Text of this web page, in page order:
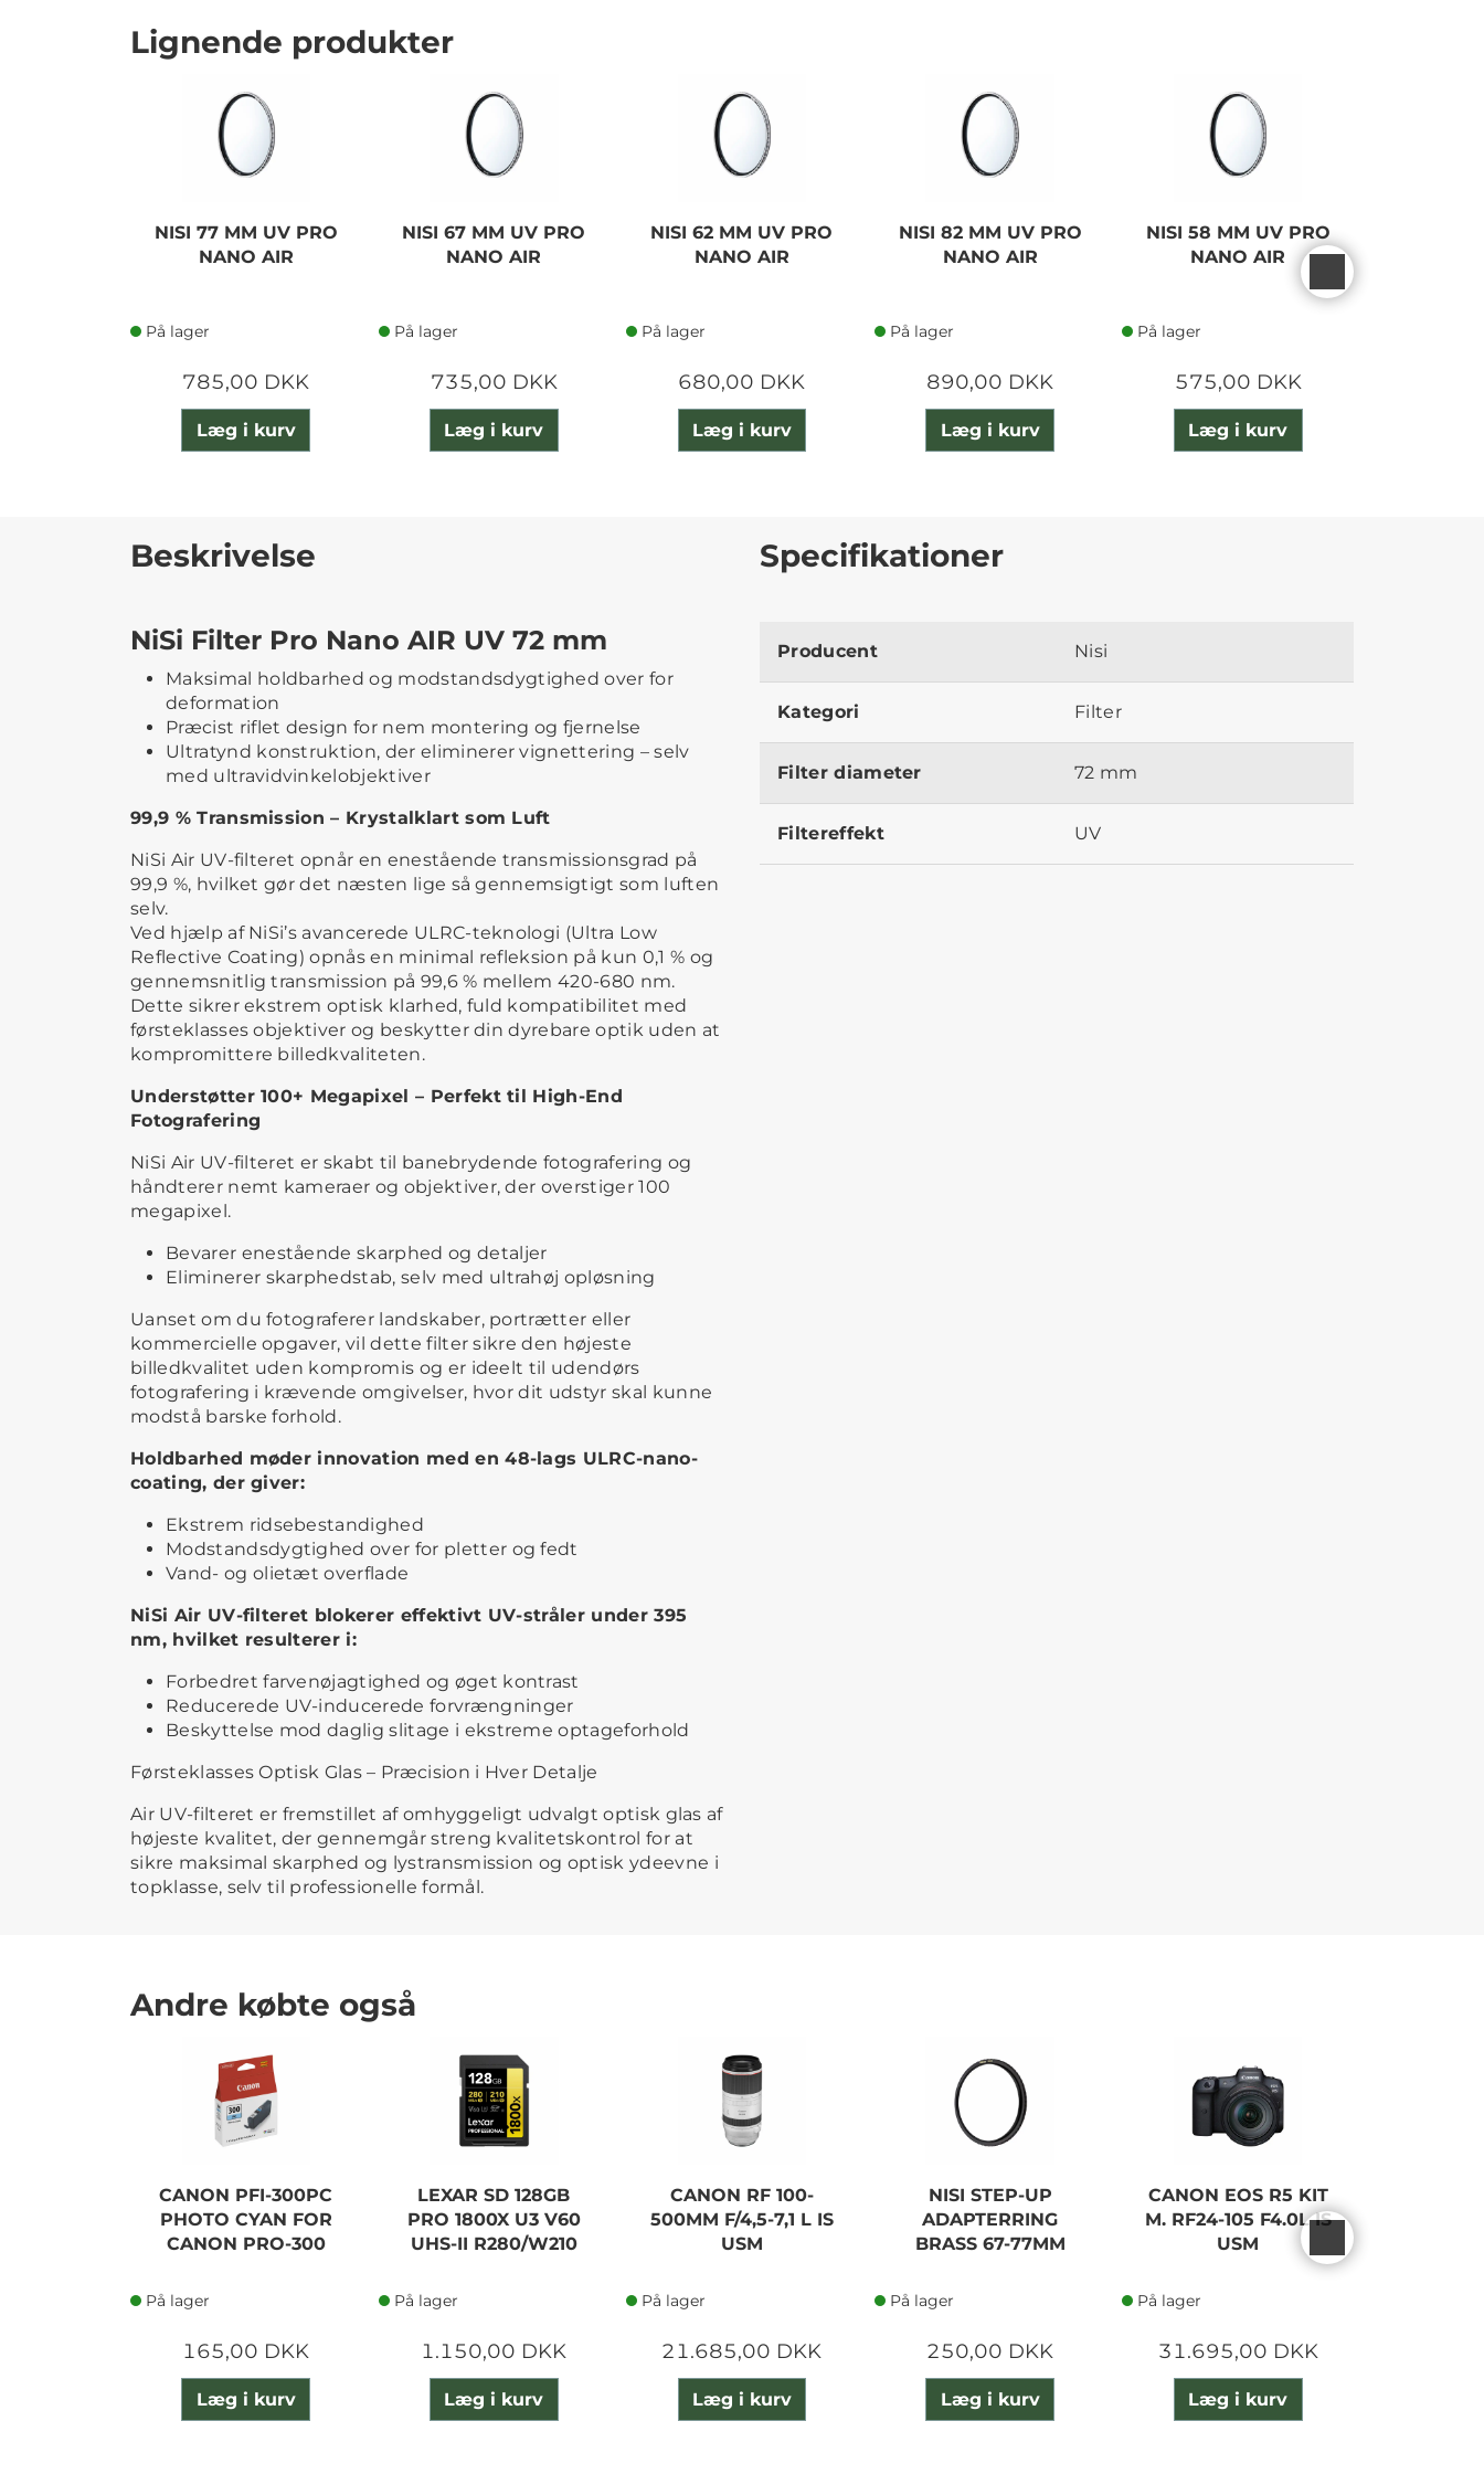
Lignende produkter
NISI 77 MM UV PRO
NANO AIR
På lager
785,00 DKK
Læg i kurv
NISI 67 MM UV PRO
NANO AIR
På lager
735,00 DKK
Læg i kurv
NISI 62 MM UV PRO
NANO AIR
På lager
680,00 DKK
Læg i kurv
NISI 82 MM UV PRO
NANO AIR
På lager
890,00 DKK
Læg i kurv
NISI 58 MM UV PRO
NANO AIR
På lager
575,00 DKK
Læg i kurv
Beskrivelse
NiSi Filter Pro Nano AIR UV 72 mm
Maksimal holdbarhed og modstandsdygtighed over for
deformation
Præcist riflet design for nem montering og fjernelse
Ultratynd konstruktion, der eliminerer vignettering – selv
med ultravidvinkelobjektiver
99,9 % Transmission – Krystalklart som Luft
NiSi Air UV-filteret opnår en enestående transmissionsgrad på
99,9 %, hvilket gør det næsten lige så gennemsigtigt som luften
selv.
Ved hjælp af NiSi’s avancerede ULRC-teknologi (Ultra Low
Reflective Coating) opnås en minimal refleksion på kun 0,1 % og
gennemsnitlig transmission på 99,6 % mellem 420-680 nm.
Dette sikrer ekstrem optisk klarhed, fuld kompatibilitet med
førsteklasses objektiver og beskytter din dyrebare optik uden at
kompromittere billedkvaliteten.
Understøtter 100+ Megapixel – Perfekt til High-End
Fotografering
NiSi Air UV-filteret er skabt til banebrydende fotografering og
håndterer nemt kameraer og objektiver, der overstiger 100
megapixel.
Bevarer enestående skarphed og detaljer
Eliminerer skarphedstab, selv med ultrahøj opløsning
Uanset om du fotograferer landskaber, portrætter eller
kommercielle opgaver, vil dette filter sikre den højeste
billedkvalitet uden kompromis og er ideelt til udendørs
fotografering i krævende omgivelser, hvor dit udstyr skal kunne
modstå barske forhold.
Holdbarhed møder innovation med en 48-lags ULRC-nano-
coating, der giver:
Ekstrem ridsebestandighed
Modstandsdygtighed over for pletter og fedt
Vand- og olietæt overflade
NiSi Air UV-filteret blokerer effektivt UV-stråler under 395
nm, hvilket resulterer i:
Forbedret farvenøjagtighed og øget kontrast
Reducerede UV-inducerede forvrængninger
Beskyttelse mod daglig slitage i ekstreme optageforhold
Førsteklasses Optisk Glas – Præcision i Hver Detalje
Air UV-filteret er fremstillet af omhyggeligt udvalgt optisk glas af
højeste kvalitet, der gennemgår streng kvalitetskontrol for at
sikre maksimal skarphed og lystransmission og optisk ydeevne i
topklasse, selv til professionelle formål.
Specifikationer
Producent Nisi
Kategori Filter
Filter diameter 72 mm
Filtereffekt UV
Andre købte også
CANON PFI-300PC
PHOTO CYAN FOR
CANON PRO-300
På lager
165,00 DKK
Læg i kurv
LEXAR SD 128GB
PRO 1800X U3 V60
UHS-II R280/W210
På lager
1.150,00 DKK
Læg i kurv
CANON RF 100-
500MM F/4,5-7,1 L IS
USM
På lager
21.685,00 DKK
Læg i kurv
NISI STEP-UP
ADAPTERRING
BRASS 67-77MM
På lager
250,00 DKK
Læg i kurv
CANON EOS R5 KIT
M. RF24-105 F4.0L IS
USM
På lager
31.695,00 DKK
Læg i kurv